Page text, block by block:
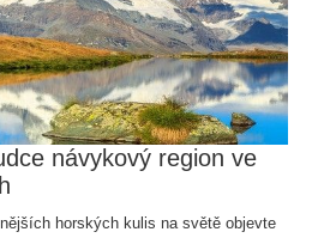
návykový region ve
horských kulis na světě objevte